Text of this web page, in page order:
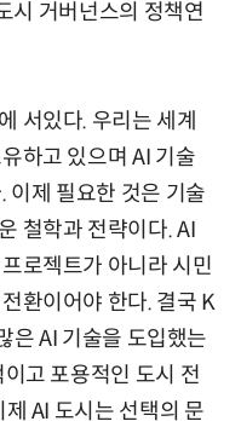
시 거버넌스의 정책연
서있다. 우리는 세계
하고 있으며 AI 기술
이제 필요한 것은 기술
철학과 전략이다. AI
로젝트가 아니라 시민
환이어야 한다. 결국 K
은 AI 기술을 도입했는
고 포용적인 도시 전
AI 도시는 선택의 문